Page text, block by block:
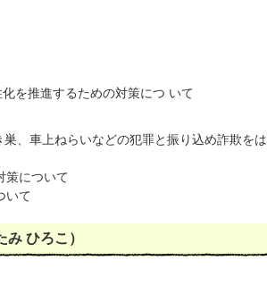
を推進するための対策につ いて
、車上ねらいなどの犯罪と振り込め詐欺をは
策について
いて
ひろこ）